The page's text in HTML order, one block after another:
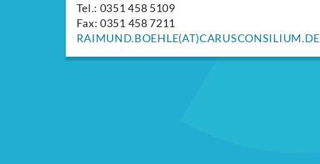
Tel.: 0351 458 5109
Fax: 0351 458 7211
RAIMUND.BOEHLE(AT)CARUSCONSILIUM.DE